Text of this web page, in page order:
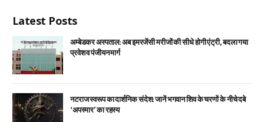
Latest Posts
अम्बेडकर अस्पताल: अब इमरजेंसी मरीजों की सीधे होगी एंट्री, बदला गया
प्रवेश व पंजीयन मार्ग
नटराज स्वरूप का दार्शनिक संदेश: जानें भगवान शिव के चरणों के नीचे दबे
‘अपस्मार’ का रहस्य